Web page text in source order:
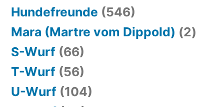
Hundefreunde (546)
Mara (Martre vom Dippold) (2)
S-Wurf (66)
T-Wurf (56)
U-Wurf (104)